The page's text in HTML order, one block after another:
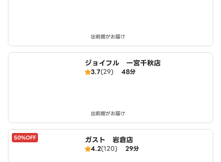
出前館がお届け
ジョイフル 一宮千秋店
3.7(29) 48分
出前館がお届け
50%OFF ガスト 岩倉店
4.2(120) 29分